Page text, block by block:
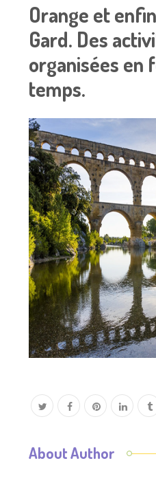
Orange et
Gard. Des
organisées en
temps.
About Author